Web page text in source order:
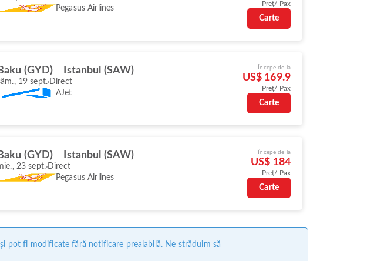
Pegasus Airlines
Preț/ Pax
Carte
Baku (GYD) Istanbul (SAW)
19 sept. Direct
AJet
Începe de la
US$ 169.9
Preț/ Pax
Carte
Baku (GYD) Istanbul (SAW)
23 sept. Direct
Pegasus Airlines
Începe de la
US$ 184
Preț/ Pax
Carte
pot fi modificate fără notificare prealabilă. Ne străduim să